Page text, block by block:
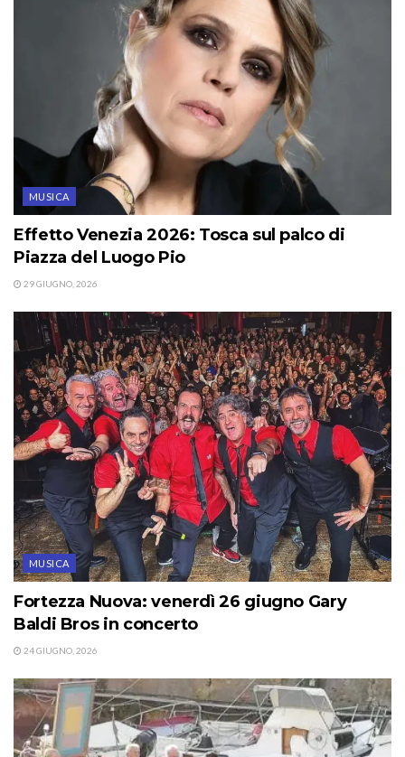
MUSICA
Effetto Venezia 2026: Tosca sul palco di
Piazza del Luogo Pio
29 GIUGNO, 2026
MUSICA
Fortezza Nuova: venerdì 26 giugno Gary
Baldi Bros in concerto
24 GIUGNO, 2026